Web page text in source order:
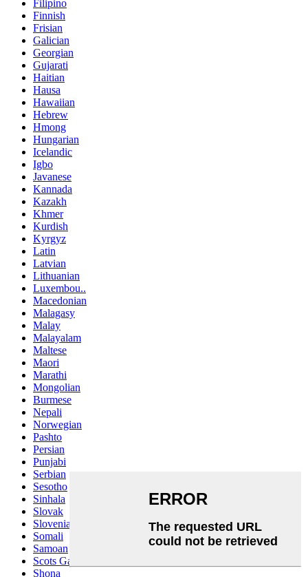
Filipino
Finnish
Frisian
Galician
Georgian
Gujarati
Haitian
Hausa
Hawaiian
Hebrew
Hmong
Hungarian
Icelandic
Igbo
Javanese
Kannada
Kazakh
Khmer
Kurdish
Kyrgyz
Latin
Latvian
Lithuanian
Luxembou..
Macedonian
Malagasy
Malay
Malayalam
Maltese
Maori
Marathi
Mongolian
Burmese
Nepali
Norwegian
Pashto
Persian
Punjabi
Serbian
Sesotho
Sinhala
Slovak
Slovenian
Somali
Samoan
Scots Gaelic
Shona